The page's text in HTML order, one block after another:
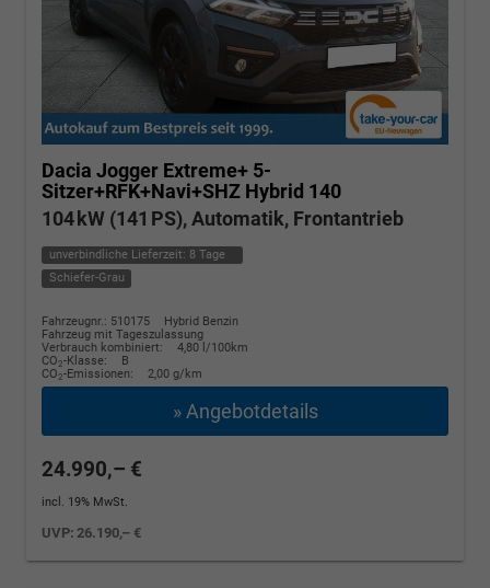
Dacia Jogger Extreme+ 5-
Sitzer+RFK+Navi+SHZ Hybrid 140
104 kW (141 PS), Automatik, Frontantrieb
unverbindliche Lieferzeit: 8 Tage
Schiefer-Grau
Fahrzeugnr.: 510175
Hybrid Benzin
Fahrzeug mit Tageszulassung
Verbrauch kombiniert:
4,80 l/100km
CO2-Klasse:
B
CO2-Emissionen: 2,00 g/km
» Angebotdetails
24.990,– €
incl. 19% MwSt.
UVP:26.190,– €